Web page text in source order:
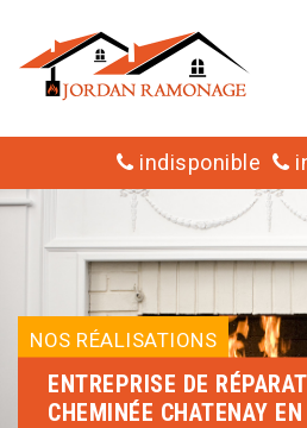
indisponible
NOS RÉALISATIONS
ENTREPRISE DE
CHEMINÉE CHATENAY